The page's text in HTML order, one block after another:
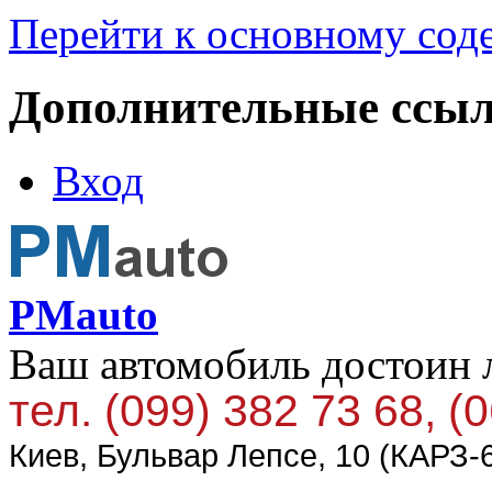
Перейти к основному
Дополнительные
Вход
PMauto
Ваш автомобиль достоин
тел. (099) 382 73 68,
Киев, Бульвар Лепсе, 10 (КАРЗ-